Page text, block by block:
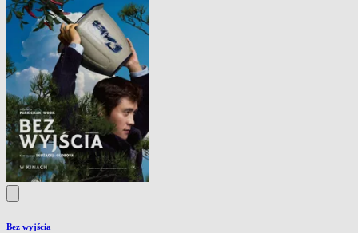
Bez wyjścia